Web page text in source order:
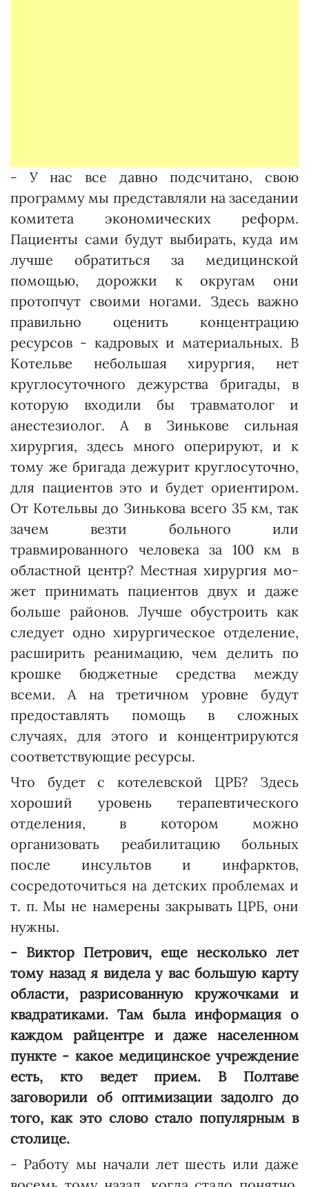
- У нас все давно подсчитано, свою
программу мы представляли на заседании
комитета экономических реформ.
Пациенты сами будут выбирать, куда им
лучше обратиться за медицинской
помощью, дорожки к округам они
протопчут своими ногами. Здесь важно
правильно оценить концентрацию
ресурсов - кадровых и материальных. В
Котельве небольшая хирургия, нет
круглосуточного дежурства бригады, в
которую входили бы травматолог и
анестезиолог. А в Зинькове сильная
хирургия, здесь много оперируют, и к
тому же бригада дежурит круглосуточно,
для пациентов это и будет ориентиром.
От Котельвы до Зинькова всего 35 км, так
зачем везти больного или
травмированного человека за 100 км в
областной центр? Местная хирургия мо­
жет принимать пациентов двух и даже
больше районов. Лучше обустроить как
следует одно хирургическое отделение,
расширить реанимацию, чем делить по
крошке бюджетные средства между
всеми. А на третичном уровне будут
предоставлять помощь в сложных
случаях, для этого и концентрируются
соответствующие ресурсы.
Что будет с котелевской ЦРБ? Здесь
хороший уровень терапевтического
отделения, в котором можно
организовать реабилитацию больных
после инсультов и инфарктов,
сосредоточиться на детских проблемах и
т. п. Мы не намерены закрывать ЦРБ, они
нужны.
- Виктор Петрович, еще несколько лет
тому назад я видела у вас большую карту
области, разрисованную кружочками и
квадратиками. Там была информация о
каждом райцентре и даже населенном
пункте - какое медицинское учреждение
есть, кто ведет прием. В Полтаве
заговорили об оптимизации задолго до
того, как это слово стало популярным в
столице.
- Работу мы начали лет шесть или даже